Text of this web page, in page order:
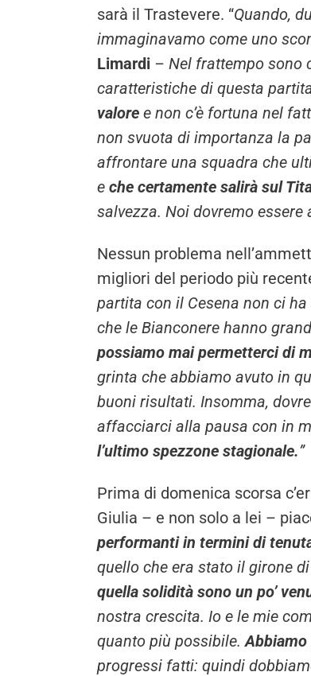
sarà il Trastevere. “Quando,
immaginavamo come uno
Limardi – Nel frattempo sono
caratteristiche di questa
valore e non c’è fortuna nel
non svuota di importanza la
affrontare una squadra che
e che certamente salirà sul
salvezza. Noi dovremo
Nessun problema
migliori del periodo più
partita con il Cesena non ci
che le Bianconere hanno
possiamo mai permetterci di
grinta che abbiamo avuto in
buoni risultati. Insomma,
affacciarci alla pausa con in
l’ultimo spezzone stagionale.”
Prima di domenica scorsa
Giulia – e non solo a lei –
performanti in termini di
quello che era stato il girone
quella solidità sono un po’
nostra crescita. Io e le mie
quanto più possibile.
progressi fatti: quindi